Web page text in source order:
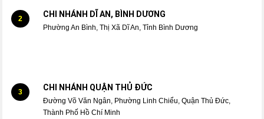
2 CHI NHÁNH DĨ AN, BÌNH DƯƠNG
Phường An Bình, Thị Xã Dĩ An, Tỉnh Bình Dương
3 CHI NHÁNH QUẬN THỦ ĐỨC
Đường Võ Văn Ngân, Phường Linh Chiểu, Quận Thủ Đức,
Thành Phố Hồ Chí Minh